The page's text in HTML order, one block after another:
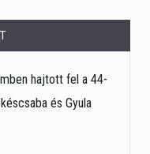
hajtott fel a 44-
és Gyula